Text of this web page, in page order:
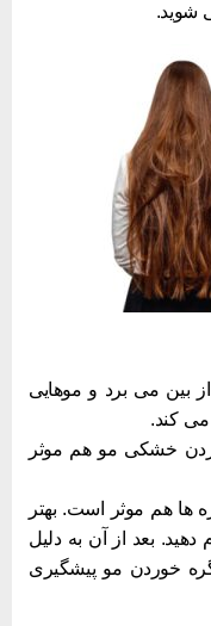
می ‌برد و موهایی
‌کند.
خشکی مو هم موثر
هم موثر است. بهتر
بعد از آن به دلیل
خوردن مو پیشگیری